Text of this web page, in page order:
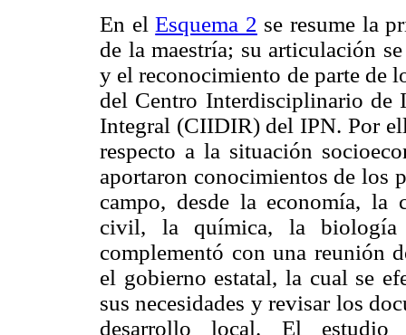
En elEsquema 2 se resume la
de la maestría; su articulación
y el reconocimiento de parte de
del Centro Interdisciplinario de
Integral (CIIDIR) del IPN. Por
respecto a la situación
aportaron conocimientos de los
campo, desde la economía, la
civil, la química, la biología
complementó con una reunión
el gobierno estatal, la cual se
sus necesidades y revisar los
desarrollo local. El estudio